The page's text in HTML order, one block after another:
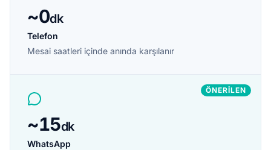
~0dk
Telefon
Mesai saatleri içinde anında karşılanır
~15dk
WhatsApp
ÖNERILEN